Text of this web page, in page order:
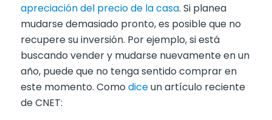
apreciación del precio de la casa. Si planea
mudarse demasiado pronto, es posible que no
recupere su inversión. Por ejemplo, si está
buscando vender y mudarse nuevamente en un
año, puede que no tenga sentido comprar en
este momento. Como diceun artículo reciente
de CNET: